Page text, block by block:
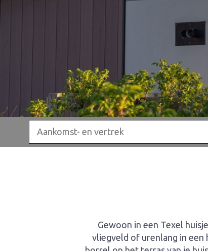
Gewoon in een Texel
vliegveld of urenlang in een